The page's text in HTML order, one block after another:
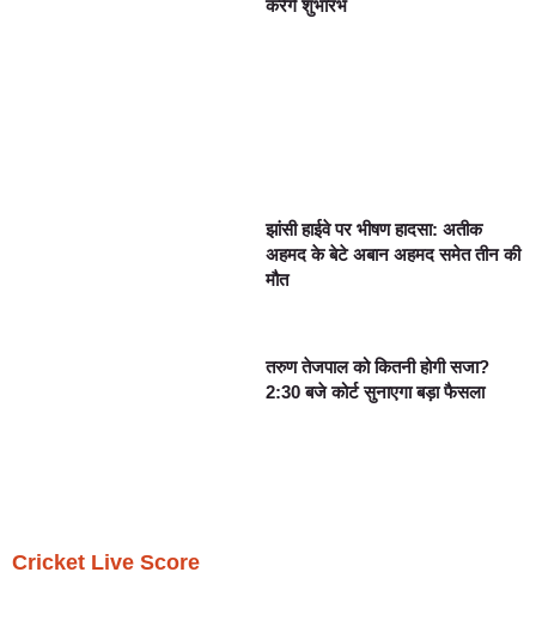
करेंगे शुभारंभ
झांसी हाईवे पर भीषण हादसा: अतीक
अहमद के बेटे अबान अहमद समेत तीन की
मौत
तरुण तेजपाल को कितनी होगी सजा?
2:30 बजे कोर्ट सुनाएगा बड़ा फैसला
Cricket Live Score